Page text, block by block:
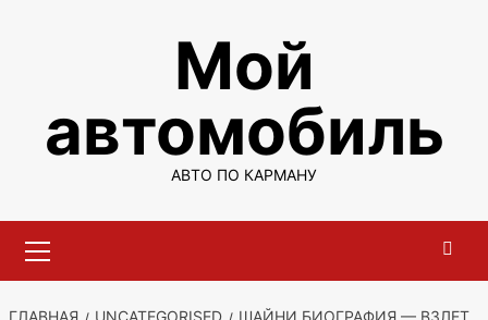
Мой
автомобиль
АВТО ПО КАРМАНУ
меню
ГЛАВНАЯ UNCATEGORISED
ШАЙНИ БИОГРАФИЯ — ВЗЛЕТ